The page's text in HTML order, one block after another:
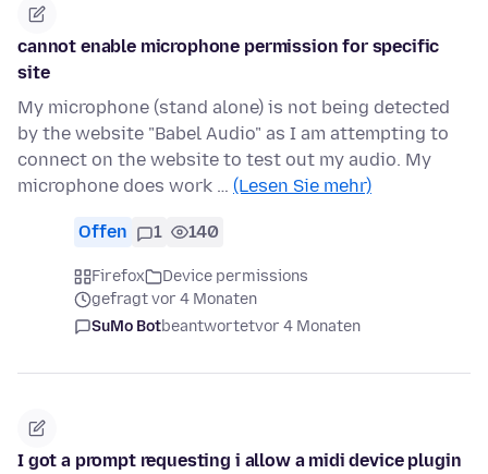
cannot enable microphone permission for specific
site
My microphone (stand alone) is not being detected
by the website "Babel Audio" as I am attempting to
connect on the website to test out my audio. My
microphone does work … (Lesen Sie mehr)
Offen 1 140
Firefox
Device permissions
gefragt vor 4 Monaten
SuMo Botbeantwortetvor 4 Monaten
I got a prompt requesting i allow a midi device plugin